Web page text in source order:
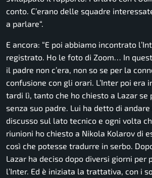
conto. C’erano delle squadre
a parlare“.
E ancora: “E poi abbiamo incontrato
registrato. Ho le foto di Zoom… In
il padre non c’era, non so se per la
confusione con gli orari. L’Inter poi era
tardi lì, tanto che ho chiesto a Lazar se
senza suo padre. Lui ha detto di
discusso sul lato tecnico e ogni volta
riunioni ho chiesto a Nikola Kolarov di
così che potesse tradurre in serbo.
Lazar ha deciso dopo diversi giorni per
l’Inter. Ed è iniziata la trattativa, con i